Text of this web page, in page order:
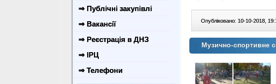
⇒ Публічні закупівлі
⇒ Вакансії
⇒ Реєстрація в ДНЗ
⇒ ІРЦ
⇒ Телефони
Опубліковано: 10-10-2018,
Музично-спортивне